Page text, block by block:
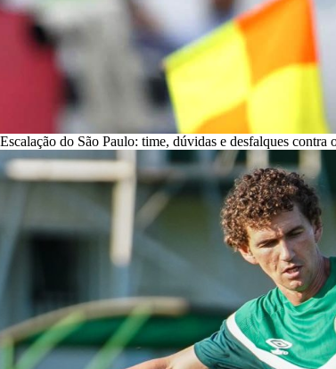
Escalação do São Paulo: time, dúvidas e desfalques contra